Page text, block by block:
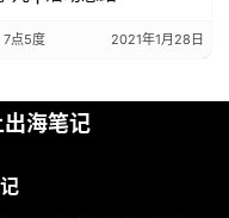
7点5度 2021年1月28日
海笔记